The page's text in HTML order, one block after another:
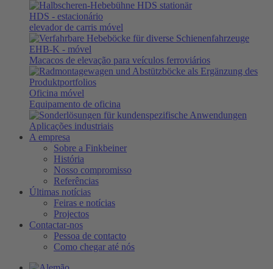
HDS - estacionário
elevador de carris móvel
EHB-K - móvel
Macacos de elevação para veículos ferroviários
Oficina móvel
Equipamento de oficina
Aplicações industriais
A empresa
Sobre a Finkbeiner
História
Nosso compromisso
Referências
Últimas notícias
Feiras e notícias
Projectos
Contactar-nos
Pessoa de contacto
Como chegar até nós